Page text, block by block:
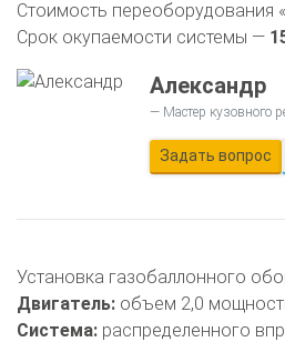
О автосервисе
Установка ГБО за 6
4-го поколения
LOVATO KME
Цена на установку
Техобслуживание
Стоимость переоборудования
Срок окупаемости системы —
Александр
Мастер кузовного
Задать вопрос
Установка газобаллонного
Двигатель: объем 2,0
Система: распределенного